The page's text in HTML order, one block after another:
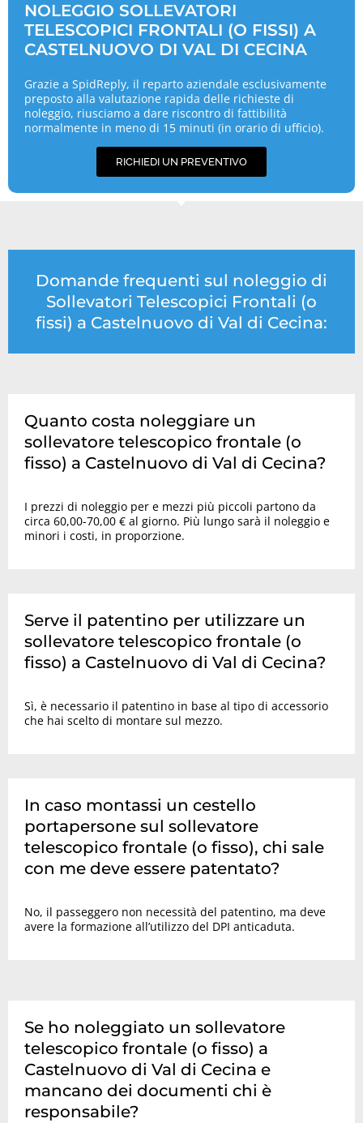
NOLEGGIO SOLLEVATORI
TELESCOPICI FRONTALI (O FISSI) A
CASTELNUOVO DI VAL DI CECINA
Grazie a SpidReply, il reparto aziendale esclusivamente
preposto alla valutazione rapida delle richieste di
noleggio, riusciamo a dare riscontro di fattibilità
normalmente in meno di 15 minuti (in orario di ufficio).
RICHIEDI UN PREVENTIVO
Domande frequenti sul noleggio di
Sollevatori Telescopici Frontali (o
fissi) a Castelnuovo di Val di Cecina:
Quanto costa noleggiare un
sollevatore telescopico frontale (o
fisso) a Castelnuovo di Val di Cecina?
I prezzi di noleggio per e mezzi più piccoli partono da
circa 60,00-70,00 € al giorno. Più lungo sarà il noleggio e
minori i costi, in proporzione.
Serve il patentino per utilizzare un
sollevatore telescopico frontale (o
fisso) a Castelnuovo di Val di Cecina?
Sì, è necessario il patentino in base al tipo di accessorio
che hai scelto di montare sul mezzo.
In caso montassi un cestello
portapersone sul sollevatore
telescopico frontale (o fisso), chi sale
con me deve essere patentato?
No, il passeggero non necessità del patentino, ma deve
avere la formazione all’utilizzo del DPI anticaduta.
Se ho noleggiato un sollevatore
telescopico frontale (o fisso) a
Castelnuovo di Val di Cecina e
mancano dei documenti chi è
responsabile?